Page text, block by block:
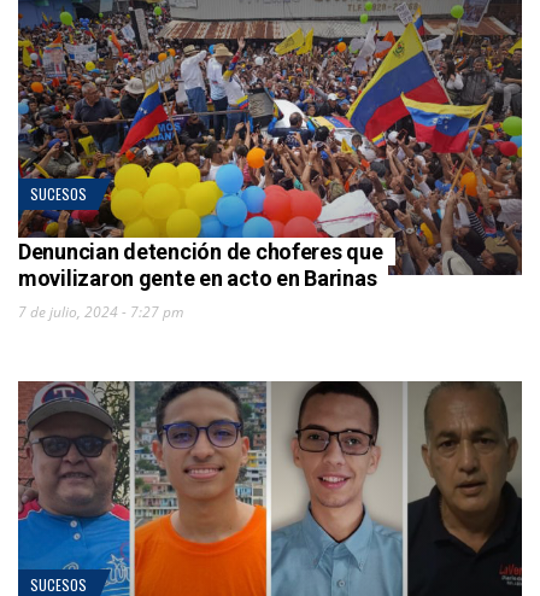
SUCESOS
Denuncian detención de choferes que
movilizaron gente en acto en Barinas
7 de julio, 2024 - 7:27 pm
SUCESOS